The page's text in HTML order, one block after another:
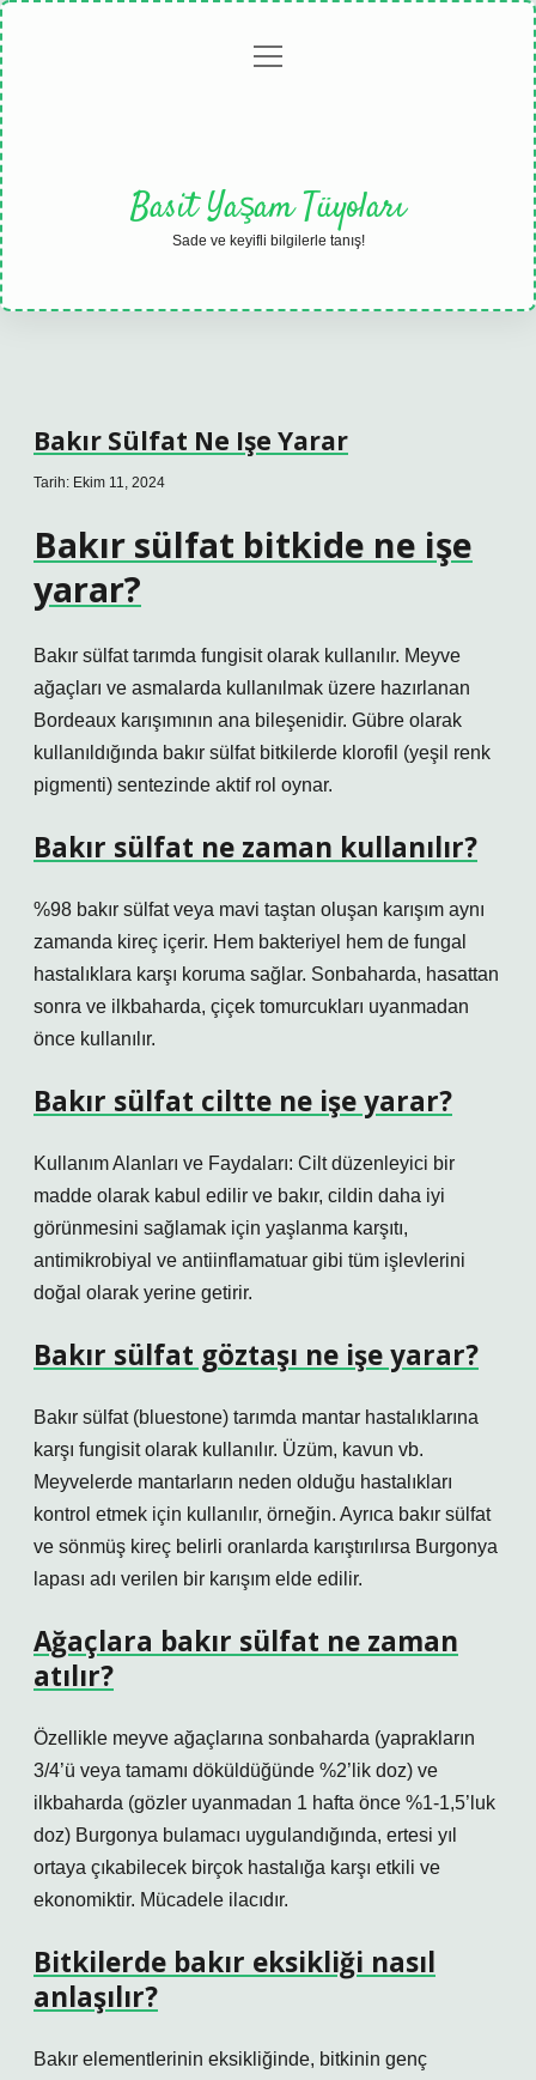
Gizlilikmenüyü
Basit Yaşam Tüyoları
Sade ve keyifli bilgilerle tanış!
Bakır Sülfat Ne Işe Yarar
Tarih: Ekim 11, 2024
Bakır sülfat bitkide ne işe
yarar?
Bakır sülfat tarımda fungisit olarak kullanılır. Meyve
ağaçları ve asmalarda kullanılmak üzere hazırlanan
Bordeaux karışımının ana bileşenidir. Gübre olarak
kullanıldığında bakır sülfat bitkilerde klorofil (yeşil renk
pigmenti) sentezinde aktif rol oynar.
Bakır sülfat ne zaman kullanılır?
%98 bakır sülfat veya mavi taştan oluşan karışım aynı
zamanda kireç içerir. Hem bakteriyel hem de fungal
hastalıklara karşı koruma sağlar. Sonbaharda, hasattan
sonra ve ilkbaharda, çiçek tomurcukları uyanmadan
önce kullanılır.
Bakır sülfat ciltte ne işe yarar?
Kullanım Alanları ve Faydaları: Cilt düzenleyici bir
madde olarak kabul edilir ve bakır, cildin daha iyi
görünmesini sağlamak için yaşlanma karşıtı,
antimikrobiyal ve antiinflamatuar gibi tüm işlevlerini
doğal olarak yerine getirir.
Bakır sülfat göztaşı ne işe yarar?
Bakır sülfat (bluestone) tarımda mantar hastalıklarına
karşı fungisit olarak kullanılır. Üzüm, kavun vb.
Meyvelerde mantarların neden olduğu hastalıkları
kontrol etmek için kullanılır, örneğin. Ayrıca bakır sülfat
ve sönmüş kireç belirli oranlarda karıştırılırsa Burgonya
lapası adı verilen bir karışım elde edilir.
Ağaçlara bakır sülfat ne zaman
atılır?
Özellikle meyve ağaçlarına sonbaharda (yaprakların
3/4’ü veya tamamı döküldüğünde %2’lik doz) ve
ilkbaharda (gözler uyanmadan 1 hafta önce %1-1,5’luk
doz) Burgonya bulamacı uygulandığında, ertesi yıl
ortaya çıkabilecek birçok hastalığa karşı etkili ve
ekonomiktir. Mücadele ilacıdır.
Bitkilerde bakır eksikliği nasıl
anlaşılır?
Bakır elementlerinin eksikliğinde, bitkinin genç